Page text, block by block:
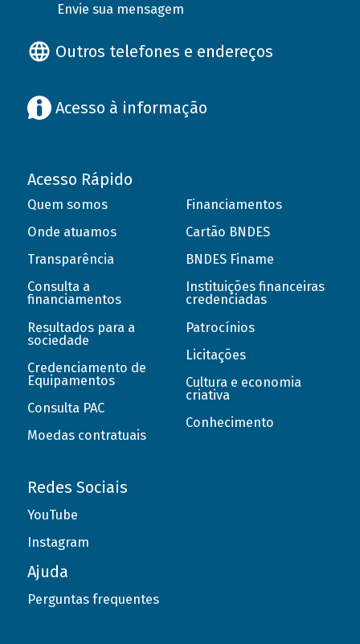
Envie sua mensagem
Outros telefones e endereços
Acesso à informação
Acesso Rápido
Quem somos
Onde atuamos
Transparência
Consulta a
financiamentos
Resultados para a
sociedade
Credenciamento de
Equipamentos
Consulta PAC
Moedas contratuais
Financiamentos
Cartão BNDES
BNDES Finame
Instituições financeiras
credenciadas
Patrocínios
Licitações
Cultura e economia
criativa
Conhecimento
Redes Sociais
YouTube
Instagram
Ajuda
Perguntas frequentes